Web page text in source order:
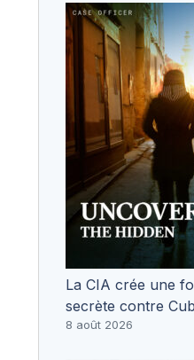
La CIA crée une
secrète contre
8 août 2026